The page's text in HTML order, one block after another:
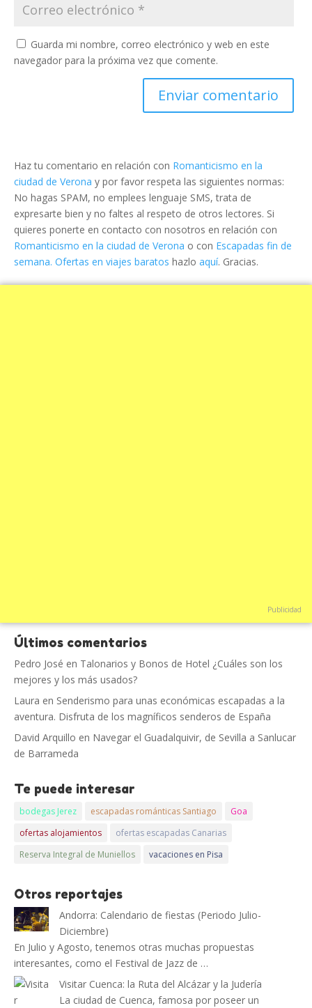
Guarda mi nombre, correo electrónico y web en este
navegador para la próxima vez que comente.
Haz tu comentario en relación con Romanticismo en la
ciudad de Verona y por favor respeta las siguientes normas:
No hagas SPAM, no emplees lenguaje SMS, trata de
expresarte bien y no faltes al respeto de otros lectores. Si
quieres ponerte en contacto con nosotros en relación con
Romanticismo en la ciudad de Verona o con Escapadas fin de
semana. Ofertas en viajes baratos hazlo aquí. Gracias.
Publicidad
Últimos comentarios
Pedro José en Talonarios y Bonos de Hotel ¿Cuáles son los
mejores y los más usados?
Laura en Senderismo para unas económicas escapadas a la
aventura. Disfruta de los magníficos senderos de España
David Arquillo en Navegar el Guadalquivir, de Sevilla a Sanlucar
de Barrameda
Te puede interesar
bodegas Jerez escapadas románticas Santiago
Goa
ofertas alojamientos
ofertas escapadas Canarias
Reserva Integral de Muniellos
vacaciones en Pisa
Otros reportajes
Andorra: Calendario de fiestas (Periodo Julio-
Diciembre)
En Julio y Agosto, tenemos otras muchas propuestas
interesantes, como el Festival de Jazz de …
Visitar Cuenca: la Ruta del Alcázar y la Judería
La ciudad de Cuenca, famosa por poseer un